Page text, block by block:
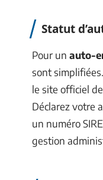
Statut
Pour un auto-
sont
le site officiel
Déclarez votre
un numéro
gestion